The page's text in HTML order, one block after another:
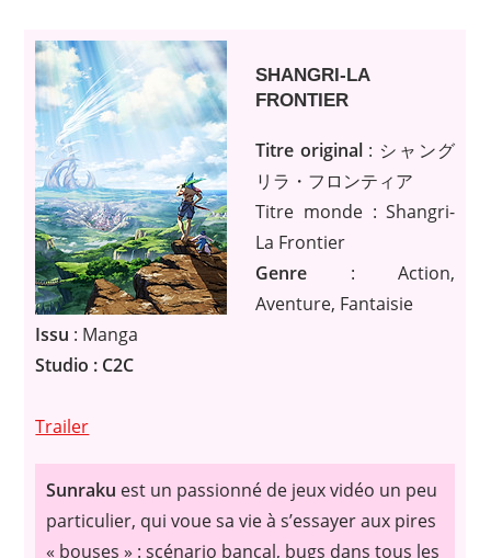
SHANGRI-LA
FRONTIER
Titre original: シャング
リラ・フロンティア
Titre monde : Shangri-
La Frontier
Genre: Action,
Aventure, Fantaisie
Issu : Manga
Studio : C2C
Trailer
Sunraku est un passionné de jeux vidéo un peu
particulier, qui voue sa vie à s’essayer aux pires
« bouses » : scénario bancal, bugs dans tous les